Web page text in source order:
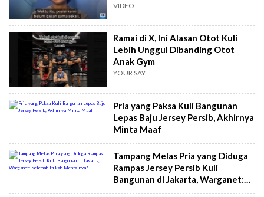
VIDEO
Ramai di X, Ini Alasan Otot Kuli
Lebih Unggul Dibanding Otot
Anak Gym
YOUR SAY
Pria yang Paksa Kuli Bangunan
Lepas Baju Jersey Persib, Akhirnya
Minta Maaf
Tampang Melas Pria yang Diduga
Rampas Jersey Persib Kuli
Bangunan di Jakarta, Warganet:
Selemah Itukah Mentalnya?